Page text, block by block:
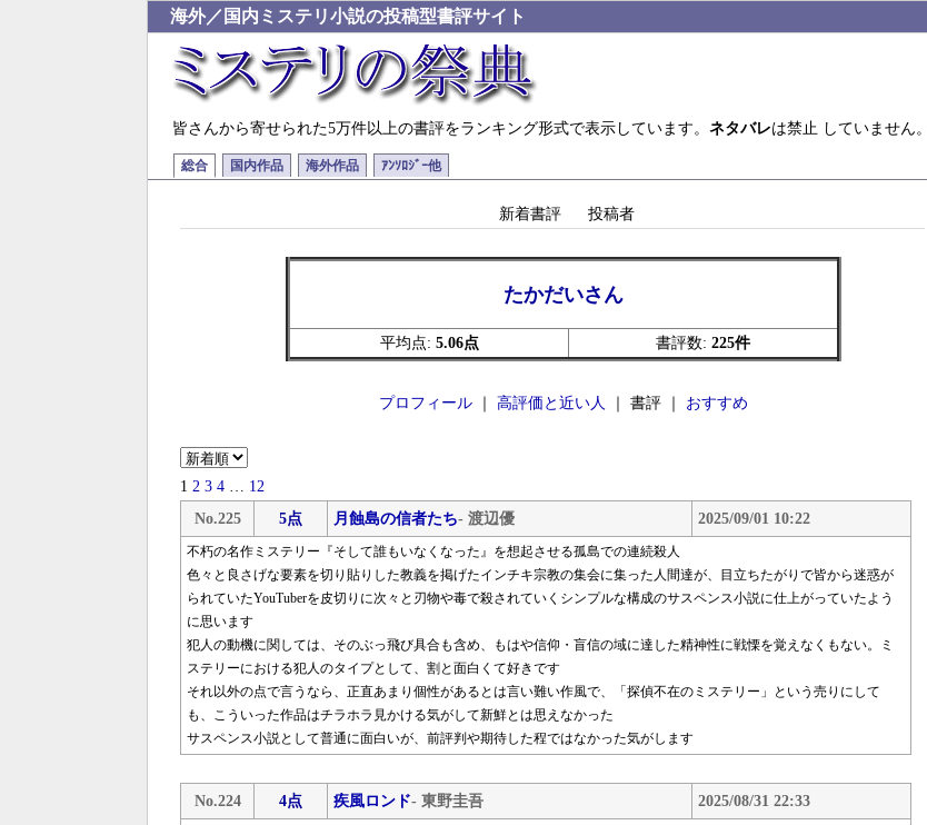
海外／国内ミステリ小説の投稿型書評サイト
皆さんから寄せられた5万件以上の書評をランキング形式で表示しています。 ネタバレは禁止 していません
総合 国内作品 海外作品 ｱﾝｿﾛｼﾞｰ他
新着書評 投稿者
たかだいさん
平均点: 5.06点 書評数: 225件
プロフィール 高評価と近い人 ｜ 書評 ｜ おすすめ
1 2 3 4 … 12
No.225
5点 月蝕島の信者たち- 渡辺優 2025/09/01 10:22
不朽の名作ミステリー『そして誰もいなくなった』を想起させる孤島での連続殺人
色々と良さげな要素を切り貼りした教義を掲げたインチキ宗教の集会に集った人間達が、目立ちたがりで皆から迷惑が
られていたYouTuberを皮切りに次々と刃物や毒で殺されていくシンプルな構成のサスペンス小説に仕上がっていたよう
に思います
犯人の動機に関しては、そのぶっ飛び具合も含め、もはや信仰・盲信の域に達した精神性に戦慄を覚えなくもない。ミ
ステリーにおける犯人のタイプとして、割と面白くて好きです
それ以外の点で言うなら、正直あまり個性があるとは言い難い作風で、「探偵不在のミステリー」という売りにして
も、こういった作品はチラホラ見かける気がして新鮮とは思えなかった
サスペンス小説として普通に面白いが、前評判や期待した程ではなかった気がします
No.224 4点 疾風ロンド- 東野圭吾 2025/08/31 22:33